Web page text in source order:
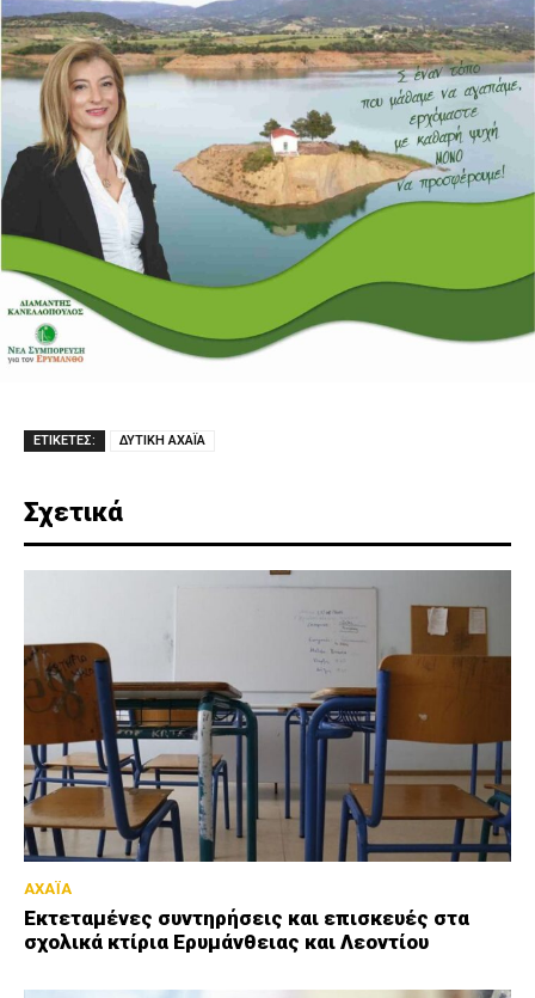
ΕΤΙΚΕΤΕΣ: ΔΥΤΙΚΗ ΑΧΑΪΑ
Σχετικά
ΑΧΑΪΑ
Εκτεταμένες συντηρήσεις και επισκευές στα
σχολικά κτίρια Ερυμάνθειας και Λεοντίου